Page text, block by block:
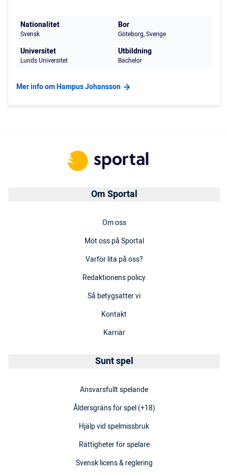
Nationalitet
Svensk
Bor
Göteborg, Sverige
Universitet
Lunds Universitet
Utbildning
Bachelor
Mer info om Hampus Johansson
Om Sportal
Om oss
Möt oss på Sportal
Varför lita på oss?
Redaktionens policy
Så betygsätter vi
Kontakt
Karriär
Sunt spel
Ansvarsfullt spelande
Åldersgräns för spel (+18)
Hjälp vid spelmissbruk
Rättigheter för spelare
Svensk licens & reglering